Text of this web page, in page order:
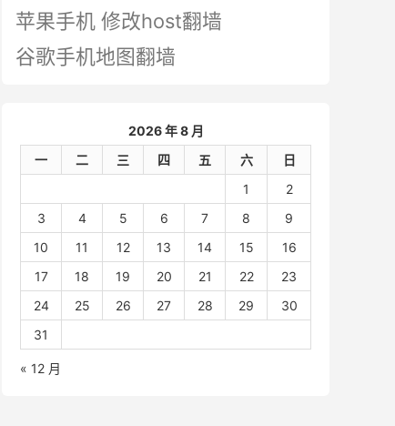
苹果手机 修改host翻墙
谷歌手机地图翻墙
2026 年 8 月
一
二 三 四 五 六
日
1
2
3
4 5 6 7 8
9
10
11 12 13 14 15
16
17
18 19 20 21 22
23
24
25 26 27 28 29
30
31
« 12 月